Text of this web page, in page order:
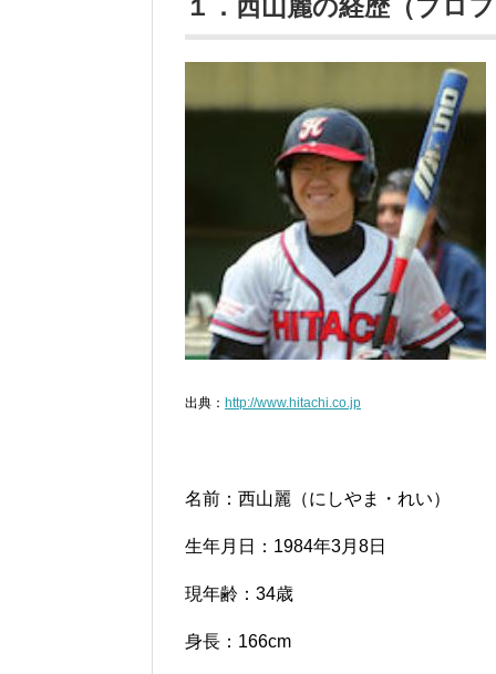
１．西山麗の経歴（プロ
出典： http://www.hitachi.co.jp
名前：西山麗（にしやま・れい）
生年月日：1984年3月8日
現年齢：34歳
身長：166cm